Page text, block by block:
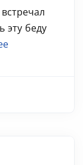
эту беду